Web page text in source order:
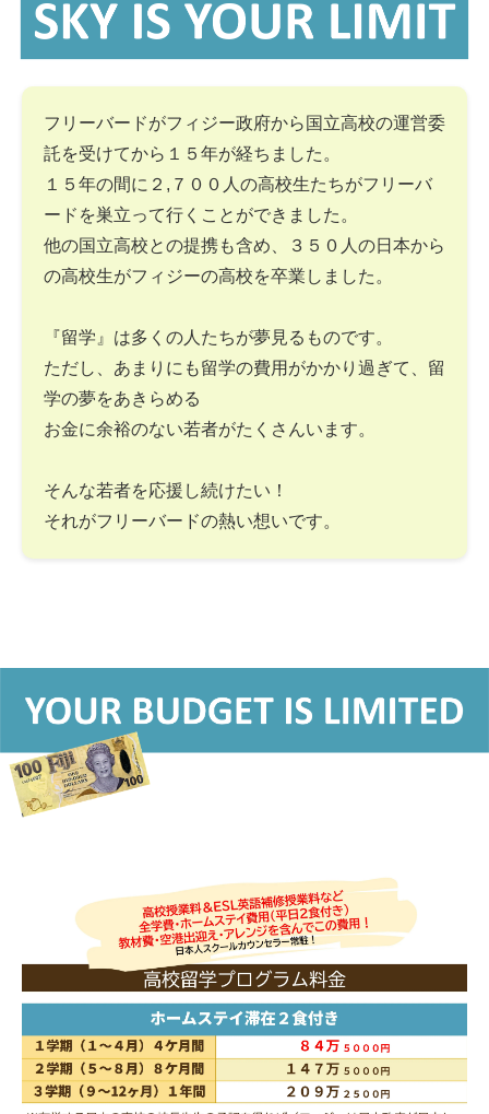
フリーバードがフィジー政府から国立高校の運営委
託を受けてから１５年が経ちました。
１５年の間に２,７００人の高校生たちがフリーバ
ードを巣立って行くことができました。
他の国立高校との提携も含め、３５０人の日本から
の高校生がフィジーの高校を卒業しました。
『留学』は多くの人たちが夢見るものです。
ただし、あまりにも留学の費用がかかり過ぎて、留
学の夢をあきらめる
お金に余裕のない若者がたくさんいます。
そんな若者を応援し続けたい！
それがフリーバードの熱い想いです。